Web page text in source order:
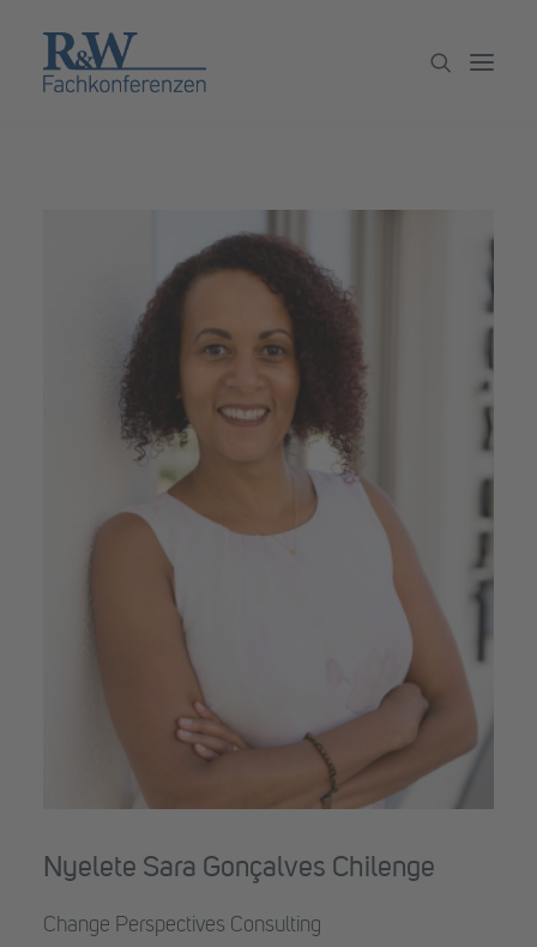
Partner werden
Newsletter
Archiv
Nyelete Sara Gonçalves Chilenge
Change Perspectives Consulting